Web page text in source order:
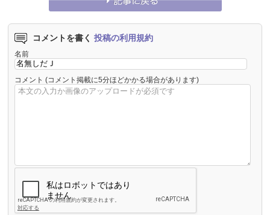
コメントを書く 投稿の利用規約
名前
コメント (コメント掲載に5分ほどかかる場合があります)